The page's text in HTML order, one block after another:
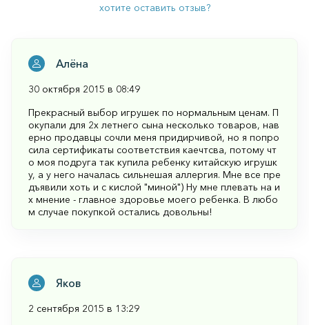
хотите оставить отзыв?
Алёна
30 октября 2015 в 08:49
Прекрасный выбор игрушек по нормальным ценам. П
окупали для 2х летнего сына несколько товаров, нав
ерно продавцы сочли меня придирчивой, но я попро
сила сертификаты соответствия каечтсва, потому чт
о моя подруга так купила ребенку китайскую игрушк
у, а у него началась сильнешая аллергия. Мне все пре
дъявили хоть и с кислой "миной") Ну мне плевать на и
х мнение - главное здоровье моего ребенка. В любо
м случае покупкой остались довольны!
Яков
2 сентября 2015 в 13:29